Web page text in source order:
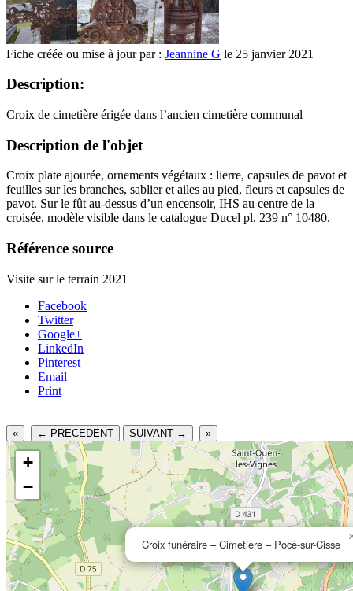
Fiche créée ou mise à jour par : Jeannine G le 25 janvier 2021
Description:
Croix de cimetière érigée dans l’ancien cimetière communal
Description de l'objet
Croix plate ajourée, ornements végétaux : lierre, capsules de pavot et
feuilles sur les branches, sablier et ailes au pied, fleurs et capsules de
pavot. Sur le fût au-dessus d’un encensoir, IHS au centre de la
croisée, modèle visible dans le catalogue Ducel pl. 239 n° 10480.
Référence source
Visite sur le terrain 2021
Facebook
Twitter
Google+
LinkedIn
Pinterest
Email
Print
« ← PRECEDENT SUIVANT → »
Croix funéraire – Cimetière – Pocé-sur-Cisse
+
−